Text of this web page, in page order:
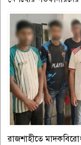
রাজশাহীতে